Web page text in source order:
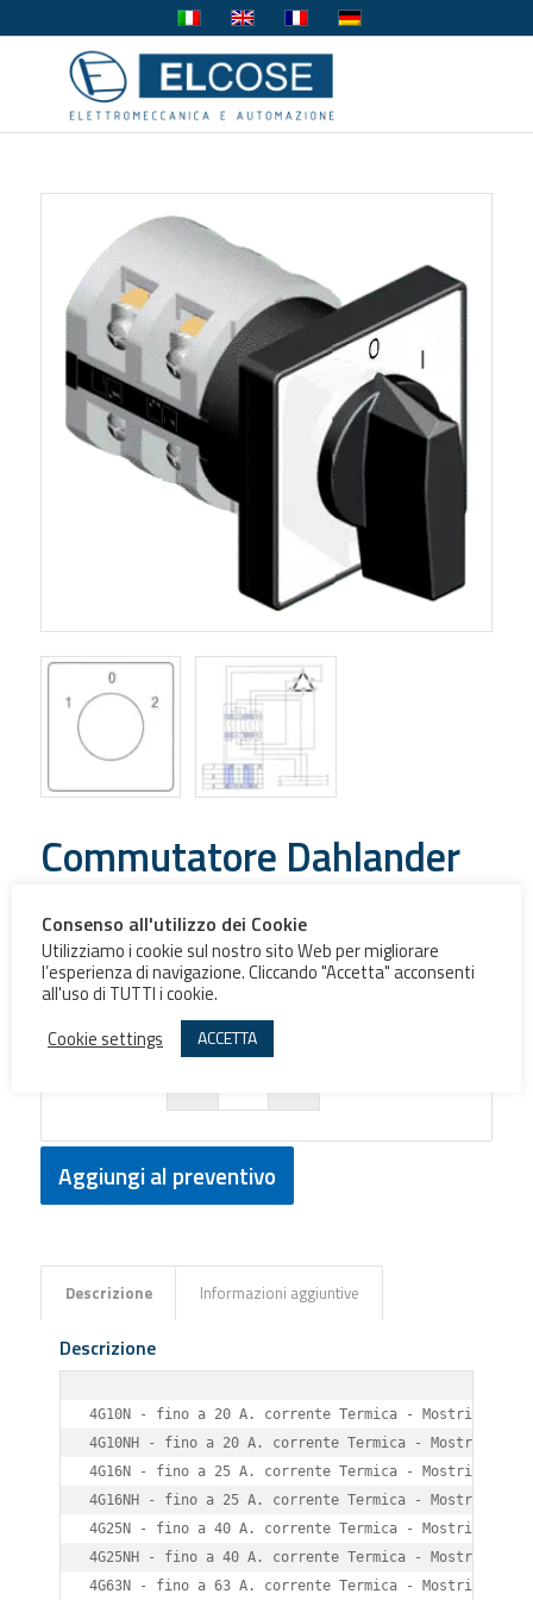
Commutatore Dahlander
Grandezza
Aggiungi al preventivo
Descrizione Informazioni aggiuntive
Descrizione
4G10N - fino a 20 A. corrente Termica - Mostrina
4G10NH - fino a 20 A. corrente Termica - Mostrina
4G16N - fino a 25 A. corrente Termica - Mostrina 48
4G16NH - fino a 25 A. corrente Termica - Mostrina
4G25N - fino a 40 A. corrente Termica - Mostrina 65
4G25NH - fino a 40 A. corrente Termica - Mostrina
4G63N - fino a 63 A. corrente Termica - Mostrina 65
Consenso all'utilizzo dei Cookie
Utilizziamo i cookie sul nostro sito Web per migliorare
l’esperienza di navigazione. Cliccando "Accetta" acconsenti
all'uso di TUTTI i cookie.
Cookie settings
ACCETTA